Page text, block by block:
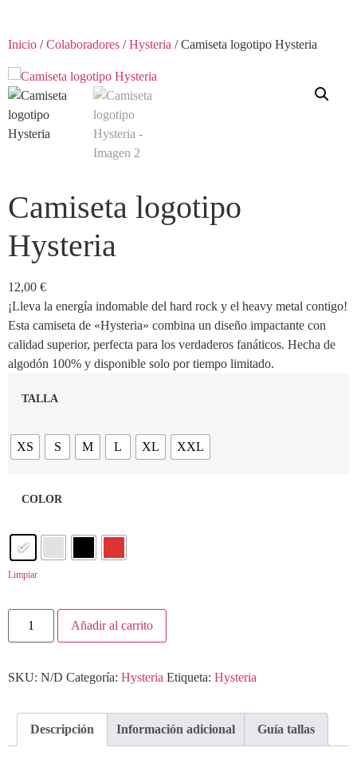
Inicio /Colaboradores /Hysteria / Camiseta logotipo Hysteria
Camiseta logotipo
Hysteria
12,00 €
¡Lleva la energía indomable del hard rock y el heavy metal contigo!
Esta camiseta de «Hysteria» combina un diseño impactante con
calidad superior, perfecta para los verdaderos fanáticos. Hecha de
algodón 100% y disponible solo por tiempo limitado.
TALLA
XS S M L XL XXL
COLOR
Limpiar
Añadir al carrito
SKU: N/D Categoría: Hysteria Etiqueta: Hysteria
Descripción Información adicional Guía tallas